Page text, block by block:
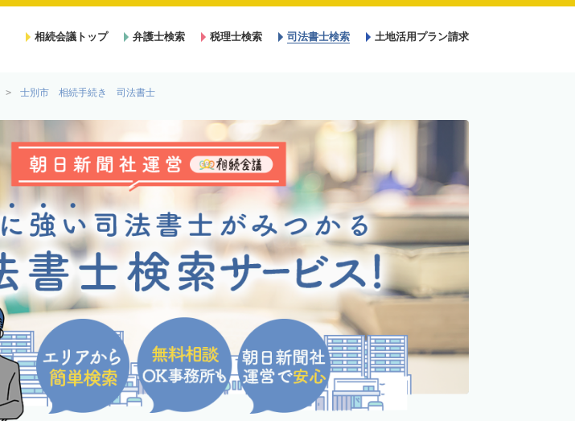
相続会議トップ 弁護士検索 税理士検索 司法書士検索 土地活用プラン請求
士別市 相続手続き 司法書士